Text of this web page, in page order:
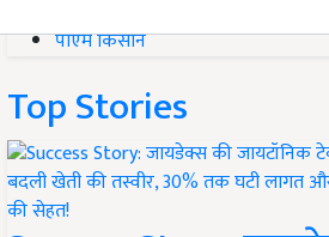
पीएम किसान
Top Stories